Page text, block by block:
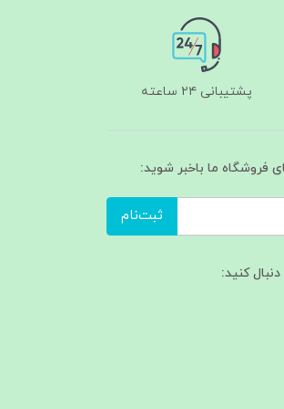
پشتیبانی ۲۴ ساعته
فروشگاه ما باخبر شوید:
ثبت‌نام
کنید: